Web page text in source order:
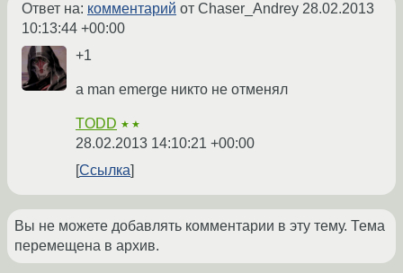
Ответ на: комментарий от Chaser_Andrey 28.02.2013
10:13:44 +00:00
+1
а man emerge никто не отменял
TODD ★★
28.02.2013 14:10:21 +00:00
Ссылка
Вы не можете добавлять комментарии в эту тему. Тема
перемещена в архив.